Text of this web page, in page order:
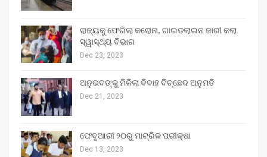
ରାଜ୍ୟକୁ ଫେରିଲା କରୋନା, ଗାଇଡଲାଇନ ଜାରୀ କଲା
ସ୍ୱାସ୍ଥ୍ୟ ବିଭାଗ
Dec 23, 2023
ଅନୁଭବଙ୍କୁ ମିଳିଲା ବିବାହ ବିଚ୍ଛେଦ ଅନୁମତି
Dec 21, 2023
ଫେବୃଆରୀ ୨୦ରୁ ମାଟ୍ରିକ ପରୀକ୍ଷା
Dec 13, 2023